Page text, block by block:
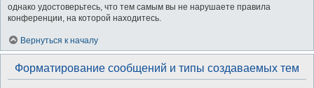
однако удостоверьтесь, что тем самым вы не нарушаете правила
конференции, на которой находитесь.
Вернуться к началу
Форматирование сообщений и типы создаваемых тем